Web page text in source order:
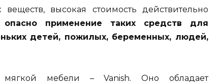
высокая стоимость действительно
опасно применение таких средств для
детей, пожилых, беременных, людей,
мягкой мебели – Vanish. Оно обладает